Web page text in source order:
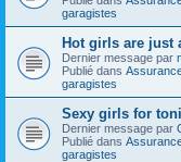
garagistes
Hot girls are just
Dernier message par
Publié dans
garagistes
Sexy girls for
Dernier message par
Publié dans
garagistes